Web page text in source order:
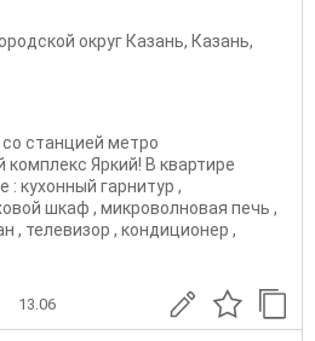
округ Казань, Казань,
станцией метро
Яркий! В квартире
кухонный гарнитур ,
шкаф , микроволновая печь ,
, телевизор , кондиционер ,
13.06